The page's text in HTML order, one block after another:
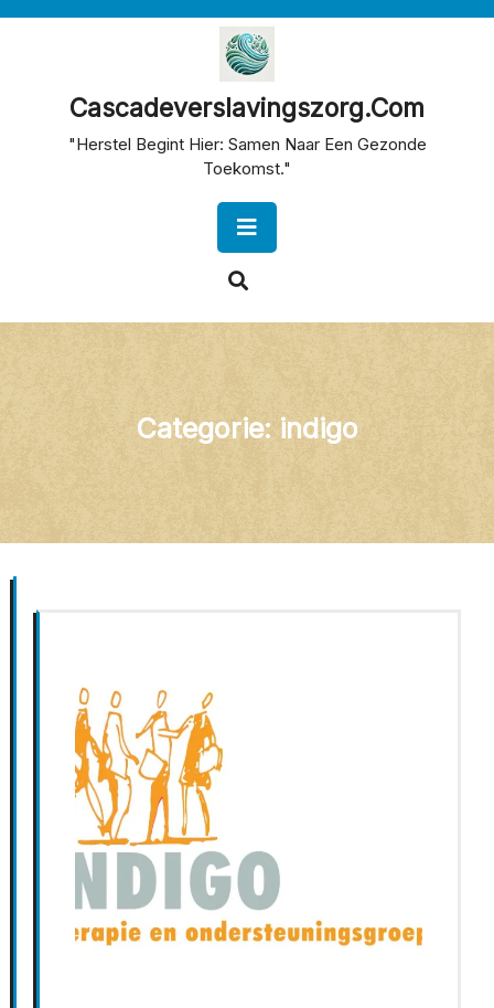
Cascadeverslavingszorg.com
"Herstel Begint Hier: Samen Naar Een Gezonde
Toekomst."
Button
Categorie: indigo